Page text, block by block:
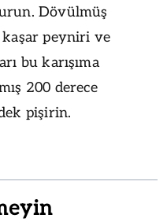
Dövülmüş
kaşar peyniri ve
bu karışıma
200 derece
pişirin.